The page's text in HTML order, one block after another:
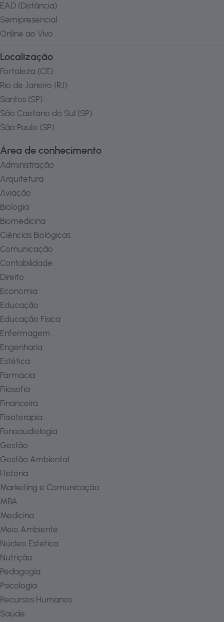
EAD (Distância)
Semipresencial
Online ao Vivo
Localização
Fortaleza (CE)
Rio de Janeiro (RJ)
Santos (SP)
São Caetano do Sul (SP)
São Paulo (SP)
Área de conhecimento
Administração
Arquitetura
Aviação
Biologia
Biomedicina
Ciências Biológicas
Comunicação
Contabilidade
Direito
Economia
Educação
Educação Física
Enfermagem
Engenharia
Estética
Farmácia
Filosofia
Financeira
Fisioterapia
Fonoaudiologia
Gestão
Gestão Ambiental
História
Marketing e Comunicação
MBA
Medicina
Meio Ambiente
Núcleo Estética
Nutrição
Pedagogia
Psicologia
Recursos Humanos
Saúde